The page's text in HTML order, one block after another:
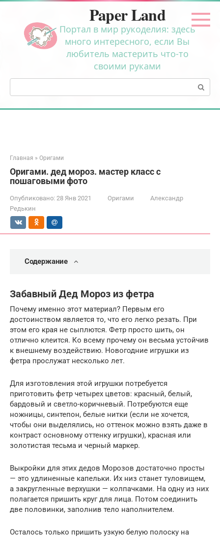
Перейти
контенту
Paper Land
Портал в мир рукоделия: здесь
много интересного, если Вы
любитель мастерить что-то
своими руками
Поиск:
Главная » Оригами
Оригами. дед мороз. мастер класс с
пошаговыми фото
Опубликовано: 28 Янв 2021 Оригами
Александр
Редькин
Содержание
Забавный Дед Мороз из фетра
Почему именно этот материал? Первым его
достоинством является то, что его легко резать. При
этом его края не сыплются. Фетр просто шить, он
отлично клеится. Ко всему прочему он весьма устойчив
к внешнему воздействию. Новогодние игрушки из
фетра прослужат несколько лет.
Для изготовления этой игрушки потребуется
приготовить фетр четырех цветов: красный, белый,
бардовый и светло-коричневый. Потребуются еще
ножницы, синтепон, белые нитки (если не хочется,
чтобы они выделялись, но оттенок можно взять даже в
контраст основному оттенку игрушки), красная или
золотистая тесьма и черный маркер.
Выкройки для этих дедов Морозов достаточно просты
— это удлиненные капельки. Их низ станет туловищем,
а закругленные верхушки — колпачками. На одну из них
полагается пришить круг для лица. Потом соединить
две половинки, заполнив тело наполнителем.
Осталось только пришить узкую белую полоску на